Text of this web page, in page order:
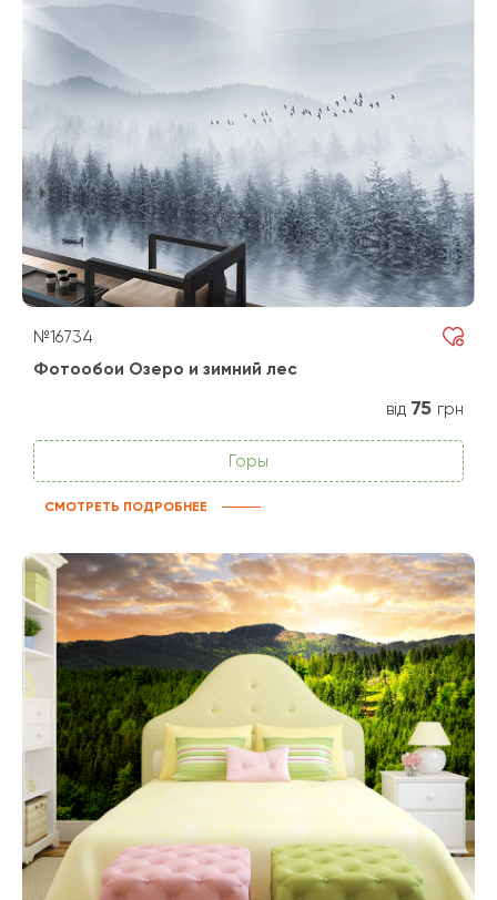
№16734
Фотообои Озеро и зимний лес
від 75 грн
Горы
СМОТРЕТЬ ПОДРОБНЕЕ